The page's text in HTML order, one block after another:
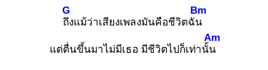
ถึง
G
แม้ว่าเสียงเพลงมันคือชีวิตฉัน
Bm
แต่ตื่นขึ้นมาไม่มีเธอ มีชีวิตไปก็เท่านั้น
Am